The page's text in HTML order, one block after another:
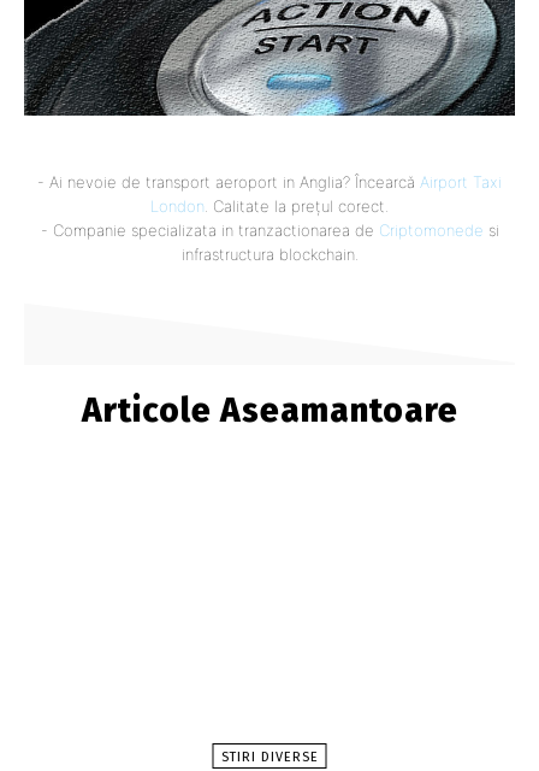
- Ai nevoie de transport aeroport in Anglia? Încearcă Airport Taxi
London. Calitate la prețul corect.
- Companie specializata in tranzactionarea de Criptomonede si
infrastructura blockchain.
Articole Aseamantoare
STIRI DIVERSE